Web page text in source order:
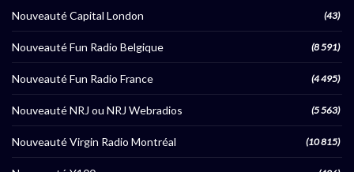
Nouveauté Capital London (43)
Nouveauté Fun Radio Belgique (8 591)
Nouveauté Fun Radio France (4 495)
Nouveauté NRJ ou NRJ Webradios (5 563)
Nouveauté Virgin Radio Montréal (10 815)